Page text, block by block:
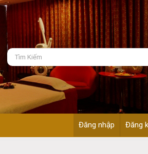
Đăng nhập Đăng